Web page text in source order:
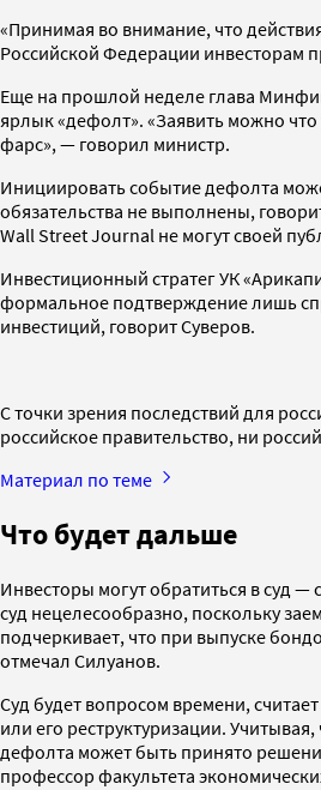
«Принимая во внимание, что
Российской Федерации инвесторам
Еще на прошлой неделе глава
ярлык «дефолт». «Заявить можно что
фарс», — говорил министр.
Инициировать событие дефолта
обязательства не выполнены,
Wall Street Journal не могут своей
Инвестиционный стратег УК
формальное подтверждение лишь
инвестиций, говорит Суверов.
С точки зрения последствий для
российское правительство, ни
Материал по теме
Что будет дальше
Инвесторы могут обратиться в суд —
суд нецелесообразно, поскольку
подчеркивает, что при выпуске
отмечал Силуанов.
Суд будет вопросом времени,
или его реструктуризации.
дефолта может быть принято
профессор факультета